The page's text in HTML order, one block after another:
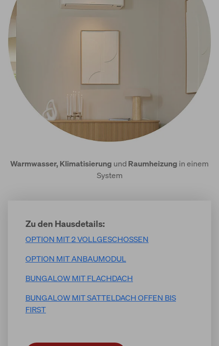
Warmwasser, Klimatisierung undRaumheizung in einem
System
Zu den Hausdetails:
OPTION MIT 2 VOLLGESCHOSSEN
OPTION MIT ANBAUMODUL
BUNGALOW MIT FLACHDACH
BUNGALOW MIT SATTELDACH OFFEN BIS
FIRST